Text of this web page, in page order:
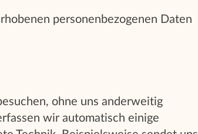
personenbezogenen Daten
ohne uns anderweitig
wir automatisch einige